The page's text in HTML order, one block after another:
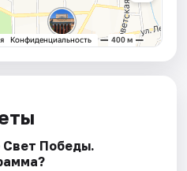
Свет Победы.